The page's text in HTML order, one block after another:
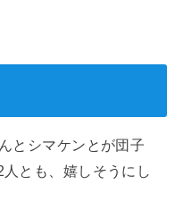
とシマケンとが団子
とも、嬉しそうにし